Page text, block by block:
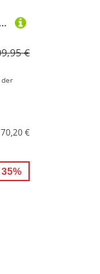
Reima - Kid's Vaellus - Barfußschuhe Gr 34 lila
€
70,20 €